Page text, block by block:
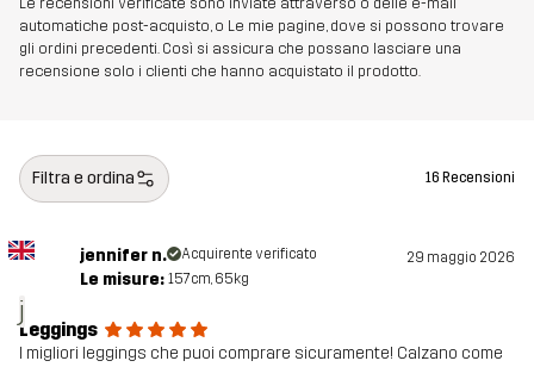
automatiche post-acquisto, o Le mie pagine, dove si possono trovare
gli ordini precedenti. Così si assicura che possano lasciare una
recensione solo i clienti che hanno acquistato il prodotto.
Filtra e ordina 16 Recensioni
j
jennifer n. Acquirente verificato 29 maggio 2026
Le misure: 157cm, 65kg
Leggings
I migliori leggings che puoi comprare sicuramente! Calzano come